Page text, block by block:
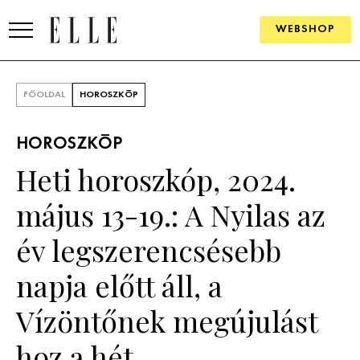
WEBSHOP
SZÉPSÉG
KULTÚRA
ÉLETMÓD
PÁRKAPCSOLAT
FŐOLDAL HOROSZKÓP
HOROSZKÓP
Heti horoszkóp, 2024.
május 13-19.: A Nyilas az
év legszerencsésebb
napja előtt áll, a
Vízöntőnek megújulást